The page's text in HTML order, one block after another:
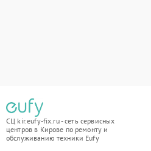
СЦ kir.eufy-fix.ru - сеть сервисных
центров в Кирове по ремонту и
обслуживанию техники Eufy